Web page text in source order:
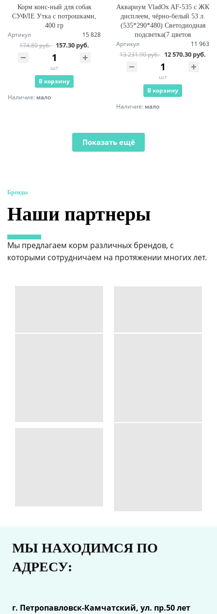
Корм конс-ный для собак
СУФЛЕ Утка с потрошками,
400 гр
Артикул
15 828
174.80 руб. 157.30 руб.
шт
В корзину
Наличие: мало
Аквариум VladOx AF-535 с ЖК
дисплеем, чёрно-белый 53 л.
(535*290*480) Светодиодная
подсветка(7 цветов
Артикул
11 963
13 231.90 руб. 12 570.30 руб.
шт
В корзину
Наличие: мало
Показать ещё
Бренды
Наши партнеры
Мы предлагаем корм различных брендов, с
которыми сотрудничаем на протяжении многих лет.
МЫ НАХОДИМСЯ ПО
АДРЕСУ:
г. Петропавловск-Камчатский, ул. пр.50 лет